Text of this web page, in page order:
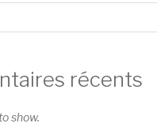
récents
show.